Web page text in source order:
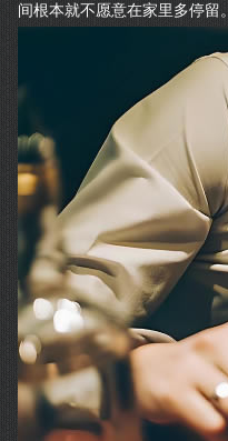
间根本就不愿意在家里多停留。